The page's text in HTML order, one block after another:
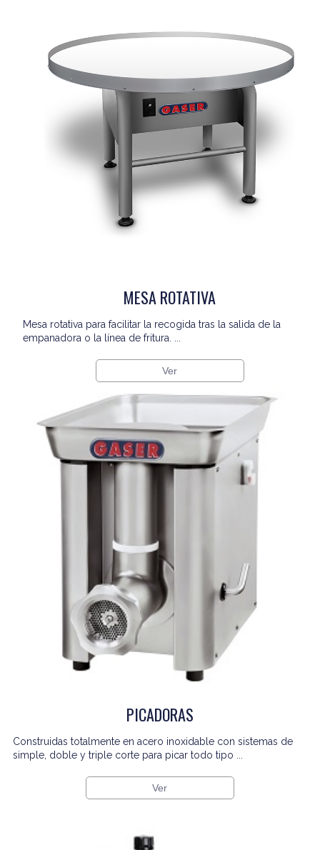
MESA ROTATIVA
Mesa rotativa para facilitar la recogida tras la salida de la
empanadora o la línea de fritura. ...
Ver
PICADORAS
Construidas totalmente en acero inoxidable con sistemas de
simple, doble y triple corte para picar todo tipo ...
Ver